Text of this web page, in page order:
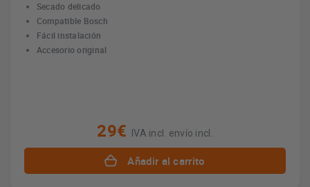
Secado delicado
Compatible Bosch
Fácil instalación
Accesorio original
29€ IVA incl. envío incl.
Añadir al carrito